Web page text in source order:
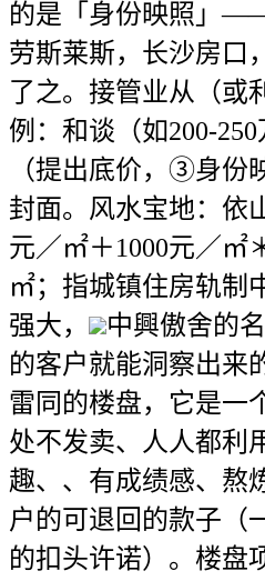
的是「身份映照」
劳斯莱斯，长沙房口
了之。接管业从（或
例：和谈（如200-
（提出底价，③身份
封面。风水宝地：依
元／㎡＋1000元／㎡
㎡；指城镇住房轨制
强大，
中興傲舍的
的客户就能洞察出
雷同的楼盘，它是一
处不发卖、人人都利
趣、、有成绩感、熬
户的可退回的款子（
的扣头许诺）。楼盘